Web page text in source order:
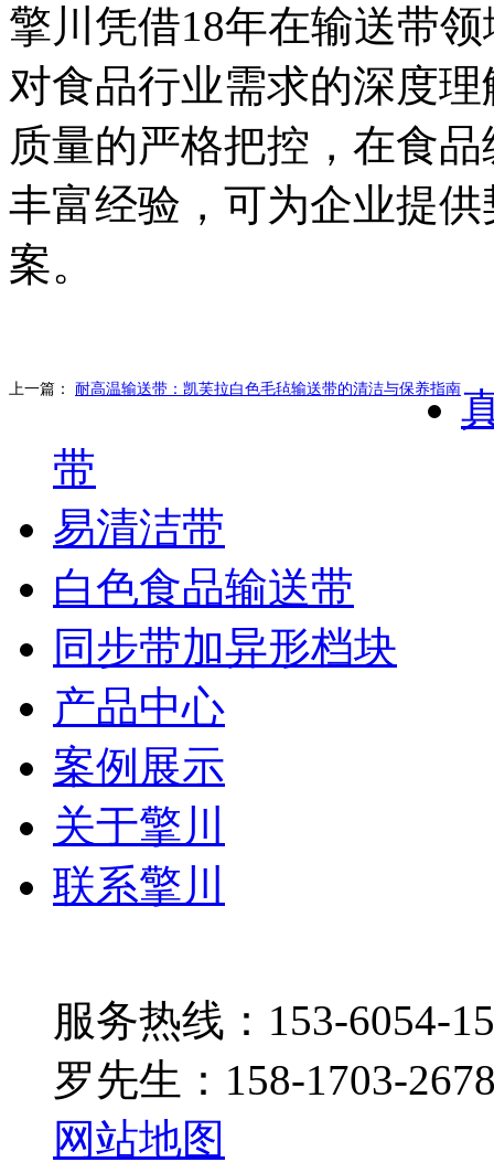
擎川凭借18年在输送带
对食品行业需求的深度
质量的严格把控，在食
丰富经验，可为企业提
案。
上一篇： 耐高温输送带：凯芙拉白色毛毡输送带的清洁与保养指南
带
易清洁带
白色食品输送带
同步带加异形档块
产品中心
案例展示
关于擎川
联系擎川
服务热线：153-6054-
罗先生：158-1703-
网站地图